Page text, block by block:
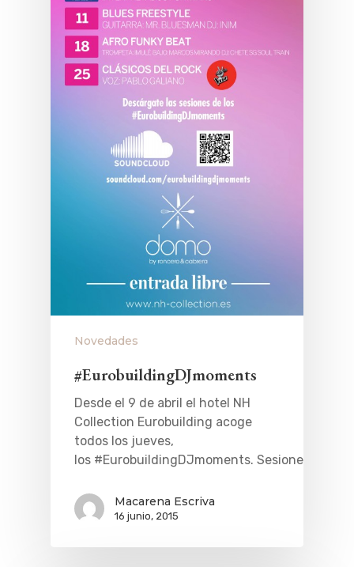
Novedades
#EurobuildingDJmoments
Desde el 9 de abril el hotel NH
Collection Eurobuilding acoge
todos los jueves,
los #EurobuildingDJmoments. Sesiones…
Macarena Escriva
16 junio, 2015